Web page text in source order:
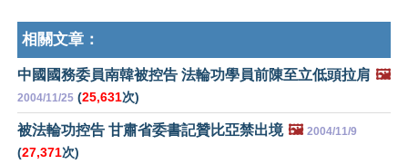
相關文章：
中國國務委員南韓被控告 法輪功學員前陳至立低頭拉肩 🖼️
2004/11/25 (25,631次)
被法輪功控告 甘肅省委書記贊比亞禁出境 🖼️ 2004/11/9
(27,371次)